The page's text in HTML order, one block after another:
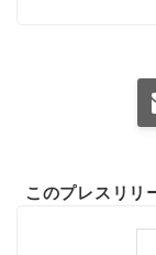
このプレスリリ